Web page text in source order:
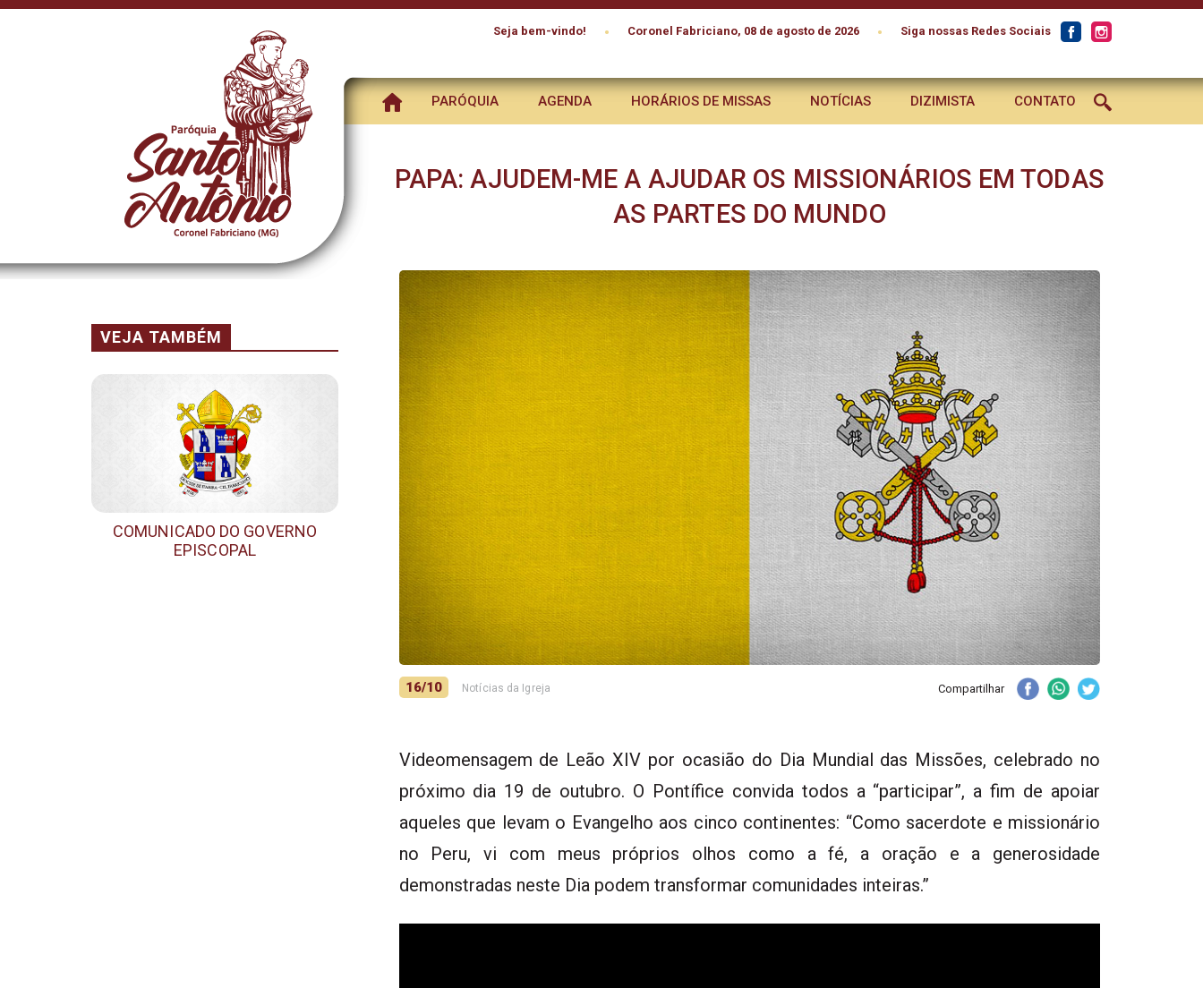
Seja bem-vindo! • Coronel Fabriciano, 08 de agosto de 2026 • Siga nossas Redes Sociais
PARÓQUIA AGENDA HORÁRIOS DE MISSAS NOTÍCIAS DIZIMISTA CONTATO
PAPA: AJUDEM-ME A AJUDAR OS MISSIONÁRIOS EM TODAS
AS PARTES DO MUNDO
16/10 Notícias da Igreja Compartilhar
Videomensagem de Leão XIV por ocasião do Dia Mundial das Missões, celebrado no
próximo dia 19 de outubro. O Pontífice convida todos a “participar”, a fim de apoiar
aqueles que levam o Evangelho aos cinco continentes: “Como sacerdote e missionário
no Peru, vi com meus próprios olhos como a fé, a oração e a generosidade
demonstradas neste Dia podem transformar comunidades inteiras.”
VEJA TAMBÉM
COMUNICADO DO GOVERNO
EPISCOPAL